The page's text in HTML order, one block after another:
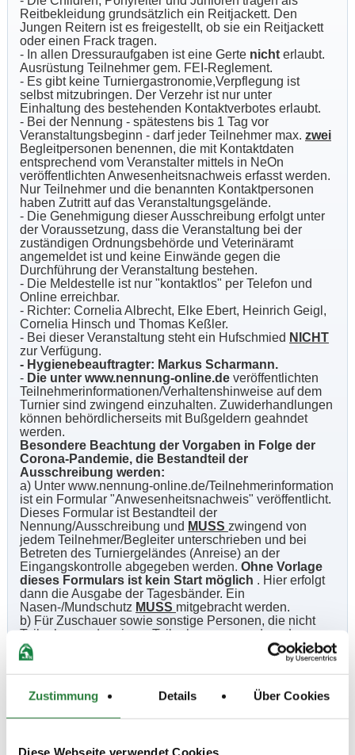
Zustimmung Details Über Cookies
Diese Webseite verwendet Cookies
Reitbekleidung grundsätzlich ein Reitjackett. Den
Jungen Reitern ist es freigestellt, ob sie ein Reitjackett
oder einen Frack tragen.
- In allen Dressuraufgaben ist eine Gerte nicht erlaubt.
Ausrüstung Teilnehmer gem. FEI-Reglement.
- Es gibt keine Turniergastronomie,Verpflegung ist
selbst mitzubringen. Der Verzehr ist nur unter
Einhaltung des bestehenden Kontaktverbotes erlaubt.
- Bei der Nennung - spätestens bis 1 Tag vor
Veranstaltungsbeginn - darf jeder Teilnehmer max. zwei
Begleitpersonen benennen, die mit Kontaktdaten
entsprechend vom Veranstalter mittels in NeOn
veröffentlichten Anwesenheitsnachweis erfasst werden.
Nur Teilnehmer und die benannten Kontaktpersonen
haben Zutritt auf das Veranstaltungsgelände.
- Die Genehmigung dieser Ausschreibung erfolgt unter
der Voraussetzung, dass die Veranstaltung bei der
zuständigen Ordnungsbehörde und Veterinäramt
angemeldet ist und keine Einwände gegen die
Durchführung der Veranstaltung bestehen.
- Die Meldestelle ist nur "kontaktlos" per Telefon und
Online erreichbar.
- Richter: Cornelia Albrecht, Elke Ebert, Heinrich Geigl,
Cornelia Hinsch und Thomas Keßler.
- Bei dieser Veranstaltung steht ein Hufschmied NICHT
zur Verfügung.
- Hygienebeauftragter: Markus Scharmann.
- Die unter www.nennung-online.de veröffentlichten
Teilnehmerinformationen/Verhaltenshinweise auf dem
Turnier sind zwingend einzuhalten. Zuwiderhandlungen
können behördlicherseits mit Bußgeldern geahndet
werden.
Besondere Beachtung der Vorgaben in Folge der
Corona-Pandemie, die Bestandteil der
Ausschreibung werden:
a) Unter www.nennung-online.de/Teilnehmerinformation
ist ein Formular "Anwesenheitsnachweis" veröffentlicht.
Dieses Formular ist Bestandteil der
Nennung/Ausschreibung und MUSS zwingend von
jedem Teilnehmer/Begleiter unterschrieben und bei
Betreten des Turniergeländes (Anreise) an der
Eingangskontrolle abgegeben werden. Ohne Vorlage
dieses Formulars ist kein Start möglich . Hier erfolgt
dann die Ausgabe der Tagesbänder. Ein
Nasen-/Mundschutz MUSS mitgebracht werden.
b) Für Zuschauer sowie sonstige Personen, die nicht
Teilnehmer oder einem Teilnehmer zuzuordnende
Begleitpersonen sind bzw. nicht auf der
Anwesenheitsliste des Veranstalters geführt werden, ist
der Zutritt auf das Veranstaltungsgelände nicht gestattet.
c) Teilnehmer und Begleitperson dürfen nur am
Prüfungstag anwesend sein, an dem das Pferd/die
Pferde gestartet werden.